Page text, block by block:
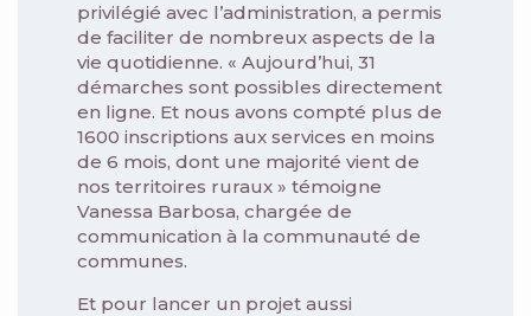
privilégié avec l’administration, a permis
de faciliter de nombreux aspects de la
vie quotidienne. « Aujourd’hui, 31
démarches sont possibles directement
en ligne. Et nous avons compté plus de
1600 inscriptions aux services en moins
de 6 mois, dont une majorité vient de
nos territoires ruraux » témoigne
Vanessa Barbosa, chargée de
communication à la communauté de
communes.
Et pour lancer un projet aussi